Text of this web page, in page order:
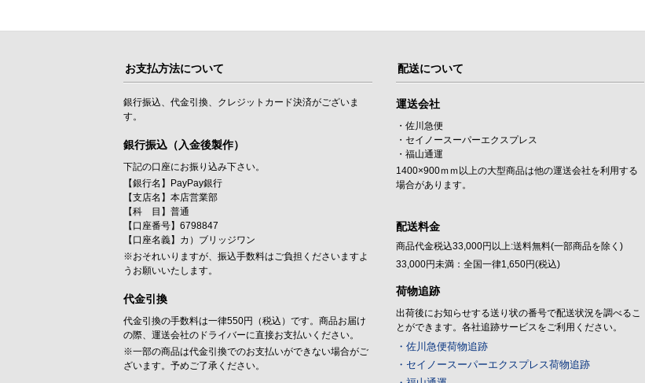
お支払方法について
銀行振込、代金引換、クレジットカード決済がございま
す。
銀行振込（入金後製作）
下記の口座にお振り込み下さい。
【銀行名】PayPay銀行
【支店名】本店営業部
【科 目】普通
【口座番号】6798847
【口座名義】カ）ブリッジワン
※おそれいりますが、振込手数料はご負担くださいますよ
うお願いいたします。
代金引換
代金引換の手数料は一律550円（税込）です。商品お届け
の際、運送会社のドライバーに直接お支払いください。
※一部の商品は代金引換でのお支払いができない場合がご
ざいます。予めご了承ください。
配送について
運送会社
・佐川急便
・セイノースーパーエクスプレス
・福山通運
1400×900ｍｍ以上の大型商品は他の運送会社を利用する
場合があります。
配送料金
商品代金税込33,000円以上:送料無料(一部商品を除く)
33,000円未満：全国一律1,650円(税込)
荷物追跡
出荷後にお知らせする送り状の番号で配送状況を調べるこ
とができます。各社追跡サービスをご利用ください。
・佐川急便荷物追跡
・セイノースーパーエクスプレス荷物追跡